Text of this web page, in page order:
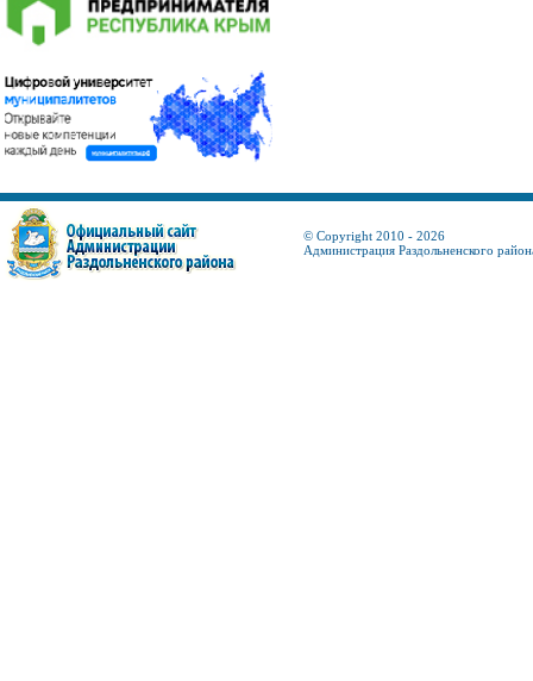
© Copyright 2010 - 2026
Администрация Раздольненского